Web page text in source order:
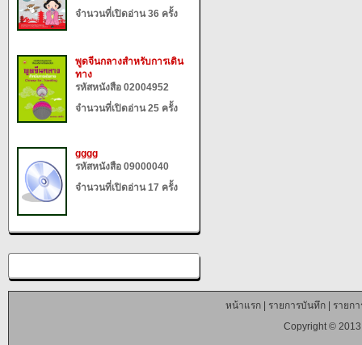
จำนวนที่เปิดอ่าน 36 ครั้ง
พูดจีนกลางสำหรับการเดิน
ทาง
รหัสหนังสือ 02004952
จำนวนที่เปิดอ่าน 25 ครั้ง
gggg
รหัสหนังสือ 09000040
จำนวนที่เปิดอ่าน 17 ครั้ง
หน้าแรก| รายการบันทึก|
รายก
Copyright ©